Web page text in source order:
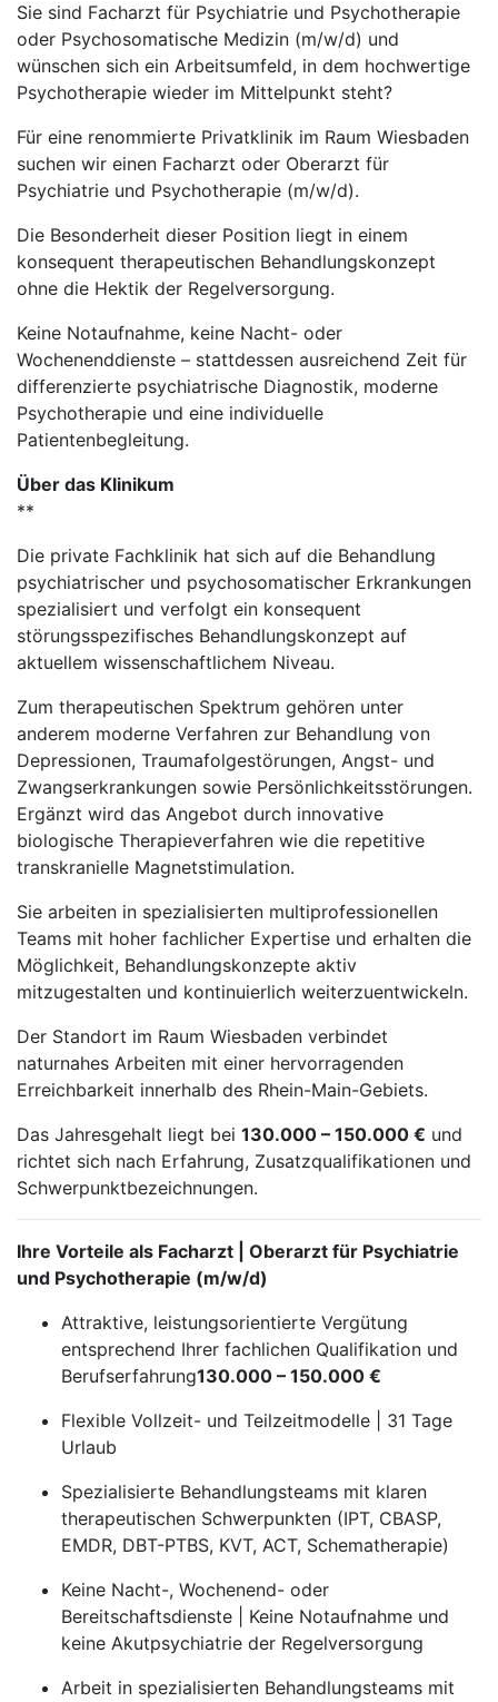
Sie sind Facharzt für Psychiatrie und Psychotherapie
oder Psychosomatische Medizin (m/w/d) und
wünschen sich ein Arbeitsumfeld, in dem hochwertige
Psychotherapie wieder im Mittelpunkt steht?
Für eine renommierte Privatklinik im Raum Wiesbaden
suchen wir einen Facharzt oder Oberarzt für
Psychiatrie und Psychotherapie (m/w/d).
Die Besonderheit dieser Position liegt in einem
konsequent therapeutischen Behandlungskonzept
ohne die Hektik der Regelversorgung.
Keine Notaufnahme, keine Nacht- oder
Wochenenddienste – stattdessen ausreichend Zeit für
differenzierte psychiatrische Diagnostik, moderne
Psychotherapie und eine individuelle
Patientenbegleitung.
Über das Klinikum
**
Die private Fachklinik hat sich auf die Behandlung
psychiatrischer und psychosomatischer Erkrankungen
spezialisiert und verfolgt ein konsequent
störungsspezifisches Behandlungskonzept auf
aktuellem wissenschaftlichem Niveau.
Zum therapeutischen Spektrum gehören unter
anderem moderne Verfahren zur Behandlung von
Depressionen, Traumafolgestörungen, Angst- und
Zwangserkrankungen sowie Persönlichkeitsstörungen.
Ergänzt wird das Angebot durch innovative
biologische Therapieverfahren wie die repetitive
transkranielle Magnetstimulation.
Sie arbeiten in spezialisierten multiprofessionellen
Teams mit hoher fachlicher Expertise und erhalten die
Möglichkeit, Behandlungskonzepte aktiv
mitzugestalten und kontinuierlich weiterzuentwickeln.
Der Standort im Raum Wiesbaden verbindet
naturnahes Arbeiten mit einer hervorragenden
Erreichbarkeit innerhalb des Rhein-Main-Gebiets.
Das Jahresgehalt liegt bei 130.000 – 150.000 € und
richtet sich nach Erfahrung, Zusatzqualifikationen und
Schwerpunktbezeichnungen.
Ihre Vorteile als Facharzt | Oberarzt für Psychiatrie
und Psychotherapie (m/w/d)
Attraktive, leistungsorientierte Vergütung
entsprechend Ihrer fachlichen Qualifikation und
Berufserfahrung130.000 – 150.000 €
Flexible Vollzeit- und Teilzeitmodelle | 31 Tage
Urlaub
Spezialisierte Behandlungsteams mit klaren
therapeutischen Schwerpunkten (IPT, CBASP,
EMDR, DBT-PTBS, KVT, ACT, Schematherapie)
Keine Nacht-, Wochenend- oder
Bereitschaftsdienste | Keine Notaufnahme und
keine Akutpsychiatrie der Regelversorgung
Arbeit in spezialisierten Behandlungsteams mit